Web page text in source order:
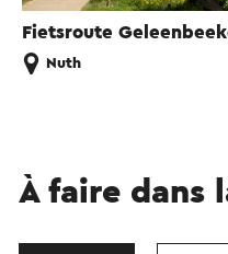
Fietsroute
Nuth
À faire dans